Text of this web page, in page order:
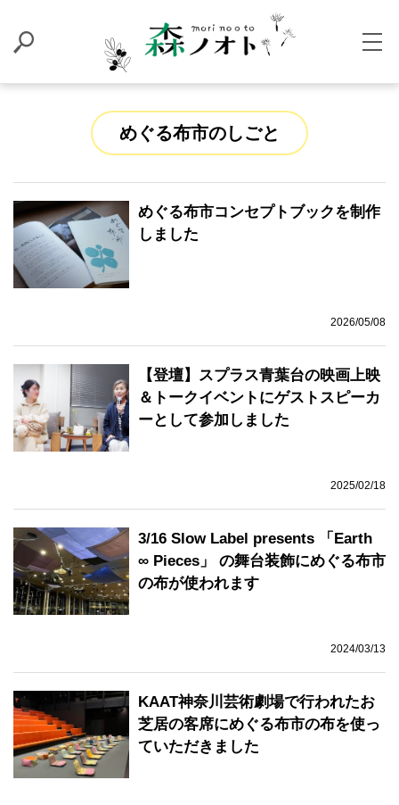
めぐる布市のしごと
めぐる布市コンセプトブックを制作
しました
2026/05/08
【登壇】スプラス青葉台の映画上映
＆トークイベントにゲストスピーカ
ーとして参加しました
2025/02/18
3/16 Slow Label presents 「Earth
∞ Pieces」 の舞台装飾にめぐる布市
の布が使われます
2024/03/13
KAAT神奈川芸術劇場で行われたお
芝居の客席にめぐる布市の布を使っ
ていただきました